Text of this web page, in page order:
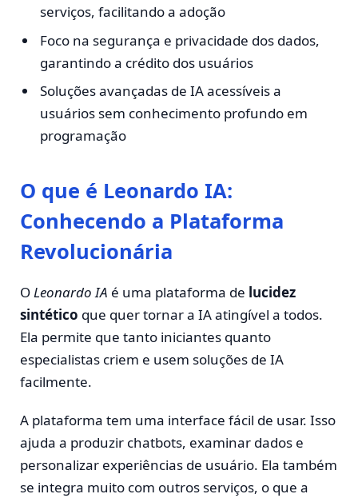
serviços, facilitando a adoção
Foco na segurança e privacidade dos dados,
garantindo a crédito dos usuários
Soluções avançadas de IA acessíveis a
usuários sem conhecimento profundo em
programação
O que é Leonardo IA:
Conhecendo a Plataforma
Revolucionária
OLeonardo IA é uma plataforma de lucidez
sintético que quer tornar a IA atingível a todos.
Ela permite que tanto iniciantes quanto
especialistas criem e usem soluções de IA
facilmente.
A plataforma tem uma interface fácil de usar. Isso
ajuda a produzir chatbots, examinar dados e
personalizar experiências de usuário. Ela também
se integra muito com outros serviços, o que a